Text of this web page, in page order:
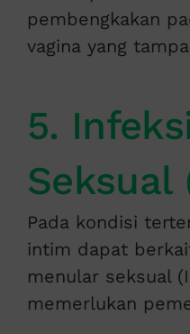
pembengkakan
vagina yang
5.
Seksual
Pada kondisi
intim dapat
menular seksual
memerlukan